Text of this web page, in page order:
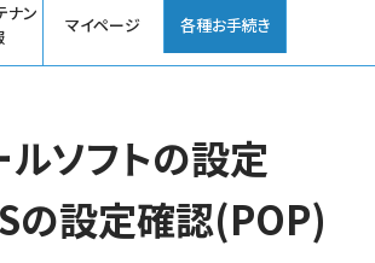
ナン
マイページ 各種お手続き
ルソフトの設定
の設定確認(POP)